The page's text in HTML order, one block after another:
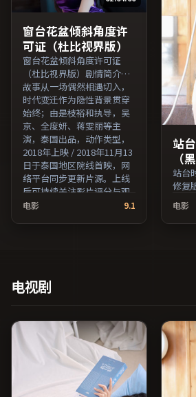
费条
员
窗台花盆倾斜角度许
可证（杜比视界版）
窗台花盆倾斜角度许可证
（杜比视界版）剧情简介：
故事从一场偶然相遇切入，
时代变迁作为隐性背景贯穿
始终；由是枝裕和执导，吴
京、全度妍、蒋雯丽等主
演，泰国出品，动作类型，
2018年上映 / 2018年11月13
日于泰国地区院线首映，网
络平台同步更新片源。上线
后可持续关注影片评分与观
众口碑走势。（国产影视资
电影 9.1
站
（
站台
修复
绕一
与场
感；
络
（国
目索
叉检
电影
电视剧